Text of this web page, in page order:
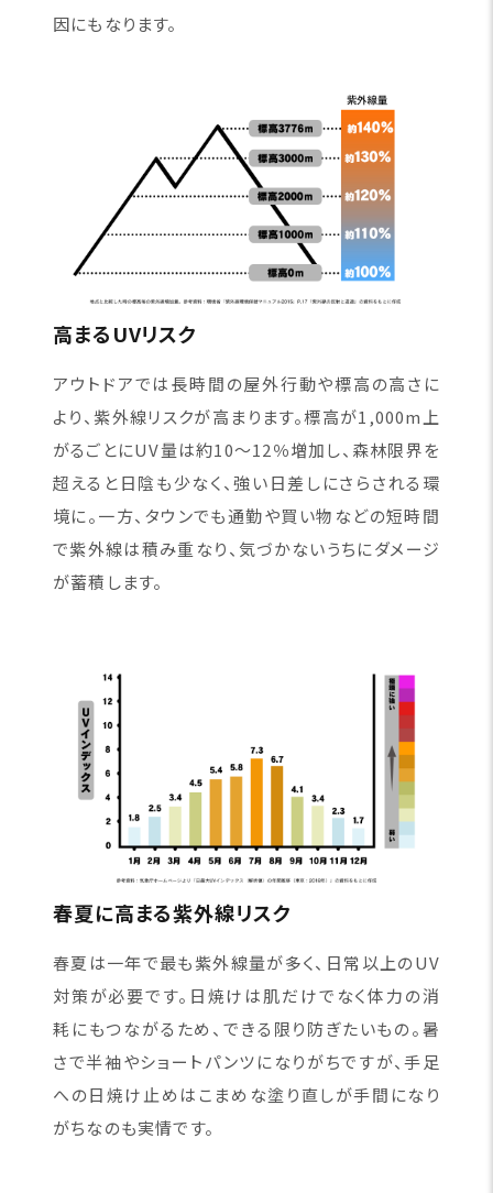
因にもなります。
高まるUVリスク
アウトドアでは長時間の屋外行動や標高の高さに
より、紫外線リスクが高まります。標高が1,000m上
がるごとにUV量は約10〜12％増加し、森林限界を
超えると日陰も少なく、強い日差しにさらされる環
境に。一方、タウンでも通勤や買い物などの短時間
で紫外線は積み重なり、気づかないうちにダメージ
が蓄積します。
春夏に高まる紫外線リスク
春夏は一年で最も紫外線量が多く、日常以上のUV
対策が必要です。日焼けは肌だけでなく体力の消
耗にもつながるため、できる限り防ぎたいもの。暑
さで半袖やショートパンツになりがちですが、手足
への日焼け止めはこまめな塗り直しが手間になり
がちなのも実情です。